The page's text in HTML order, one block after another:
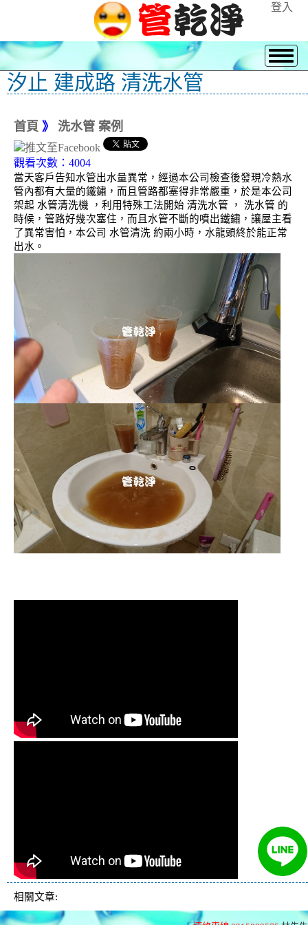
登入
汐止 建成路 清洗水管
首頁 》 洗水管 案例
觀看次數：4004
當天客戶告知水管出水量異常，經過本公司檢查後發現冷熱水
管內都有大量的鐵鏽，而且管路都塞得非常嚴重，於是本公司
架起 水管清洗機 ，利用特殊工法開始 清洗水管 ， 洗水管 的
時候，管路好幾次塞住，而且水管不斷的噴出鐵鏽，讓屋主看
了異常害怕，本公司 水管清洗 約兩小時，水龍頭終於能正常
出水。
相關文章: